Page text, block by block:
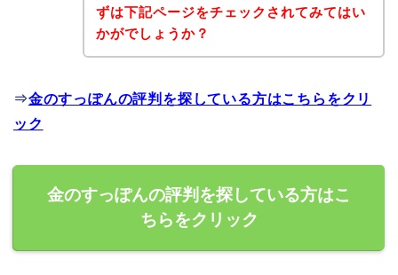
ずは下記ページをチェックされてみてはい
かがでしょうか？
⇒金のすっぽんの評判を探している方はこちらをクリ
ック
金のすっぽんの評判を探している方はこ
ちらをクリック